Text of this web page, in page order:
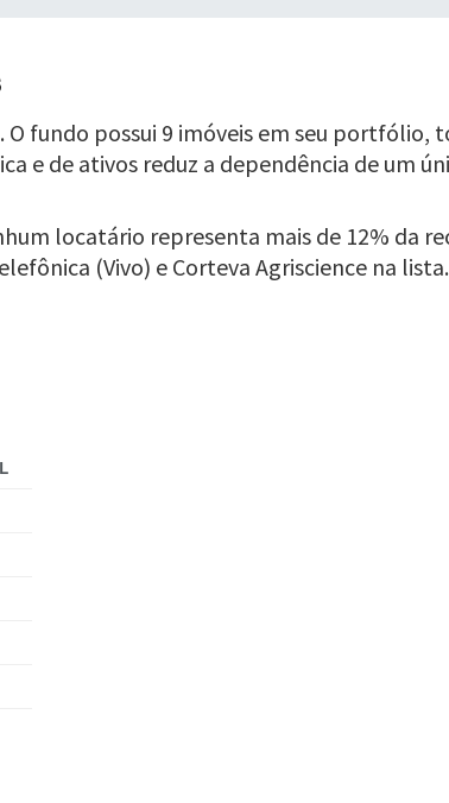
O fundo possui 9 imóveis em seu
e de ativos reduz a dependência de um
locatário representa mais de 12% da
(Vivo) e Corteva Agriscience na